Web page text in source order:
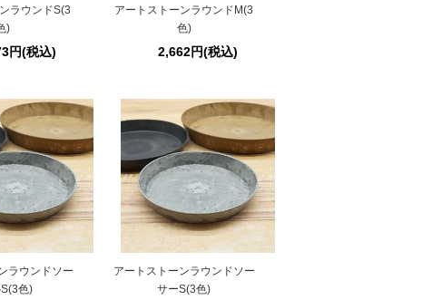
ラウンドS(3
)
円(税込)
アートストーンラウンドM(3
色)
2,662円(税込)
ラウンドソー
色)
アートストーンラウンドソー
サーS(3色)